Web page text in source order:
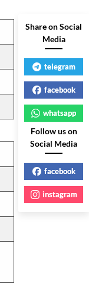
Share on Social
Media
telegram
facebook
whatsapp
Follow us on
Social Media
facebook
instagram